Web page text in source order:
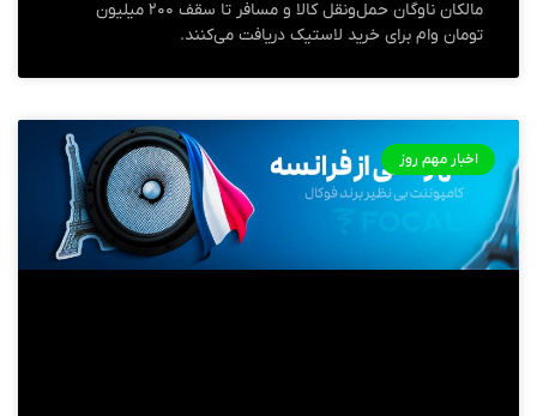
مالکان ناوگان‌ حمل‌ونقل کالا و مسافر تا سقف ۲۰۰ میلیون
تومان وام برای خرید لاستیک دریافت می‌کنند.
اخبار مهم روز